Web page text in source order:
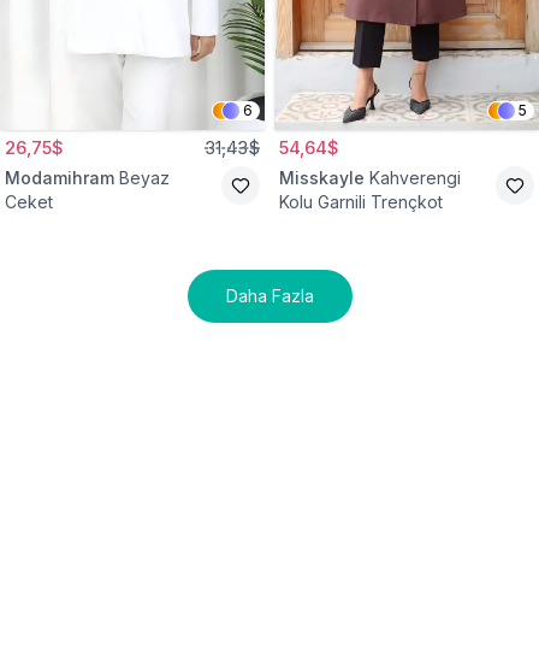
6
26,75$ 31,43$
Modamihram Beyaz
Ceket
5
54,64$
Misskayle Kahverengi
Kolu Garnili Trençkot
Daha Fazla